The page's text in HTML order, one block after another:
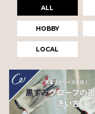
ALL
HOBBY
LOCAL